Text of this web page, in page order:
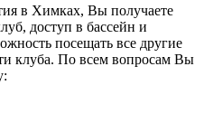
в Химках, Вы получаете
доступ в бассейн и
посещать все другие
клуба. По всем вопросам Вы